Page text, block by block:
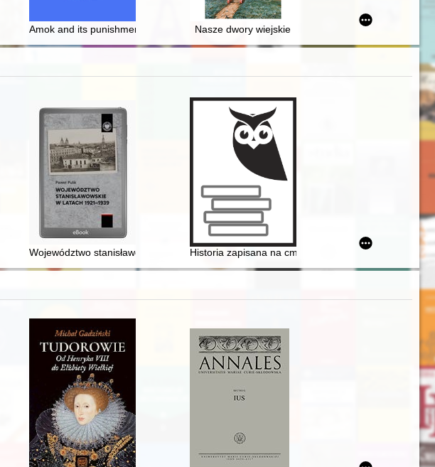
penetralibus astrologiae, cuius medico, apprime cum necessarium, tum utile)
okazji Jubileuszu 60-lecia Zespołu Szkół Samorządowych w Witnicy : 1964-2024
Albrychta Radziwiłła = Female characters in the memoirs of Albrycht Radziwiłł
Amok and its punishment in 17th century Dutch Batavia through the eyes of Johann
Nasze dwory wiejskie
o Marianie Dąbrowskim, twórcy największego koncernu medialnego II RP
Województwo stanisławowskie w latach 1921-1939Historia zapisana na cmentarnych kamieniach :